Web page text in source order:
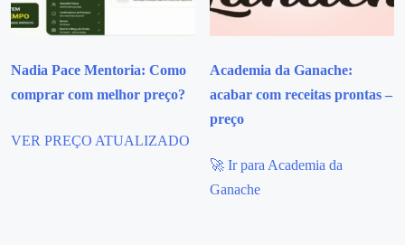
Nadia Pace Mentoria: Como
comprar com melhor preço?
VER PREÇO ATUALIZADO
Academia da Ganache:
acabar com receitas prontas –
preço
🚀 Ir para Academia da
Ganache